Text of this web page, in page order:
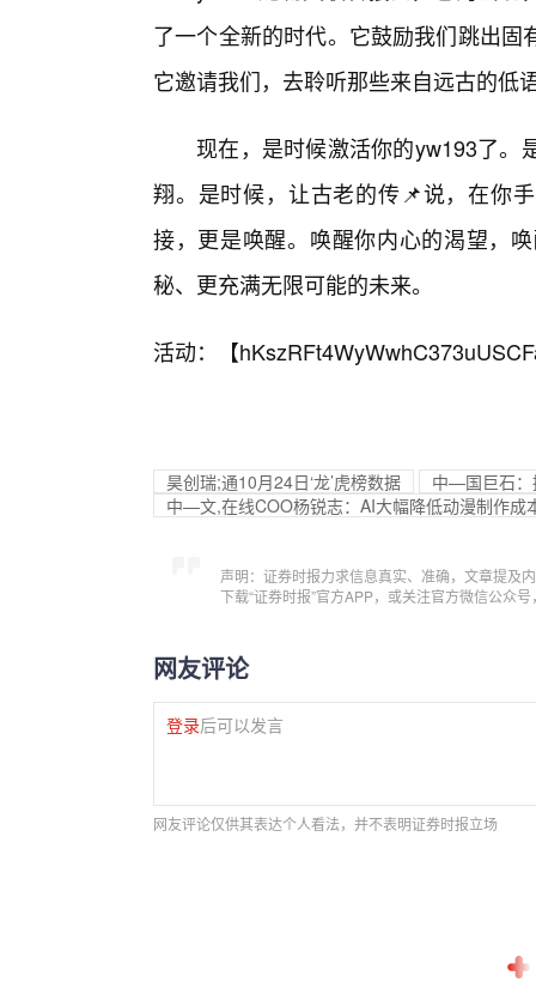
了一个全新的时代。它鼓励我们跳出
它邀请我们，去聆听那些来自远古的低
现在，是时候激活你的yw193了。
翔。是时候，让古老的传📌说，在你
接，更是唤醒。唤醒你内心的渴望，
秘、更充满无限可能的未来。
活动：【
昊创瑞;通10月24日‘龙’虎榜数据
中—国巨石：
中—文,在线COO杨锐志：AI大幅降低动漫制作成
声明：证券时报力求信息真实、准确，文章提及
下载“证券时报”官方APP，或关注官方微信公众
网友评论
登录后可以发言
网友评论仅供其表达个人看法，并不表明证券时报立场